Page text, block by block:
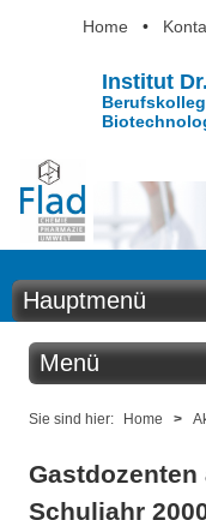
Home •
Institut
Hauptmenü
Home
Berufsinformation
Menü
Aktuelles
Benzolring online
Sie sind hier: Home >
Schuljahr